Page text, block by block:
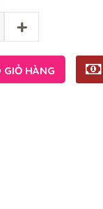
+
GIỎ HÀNG